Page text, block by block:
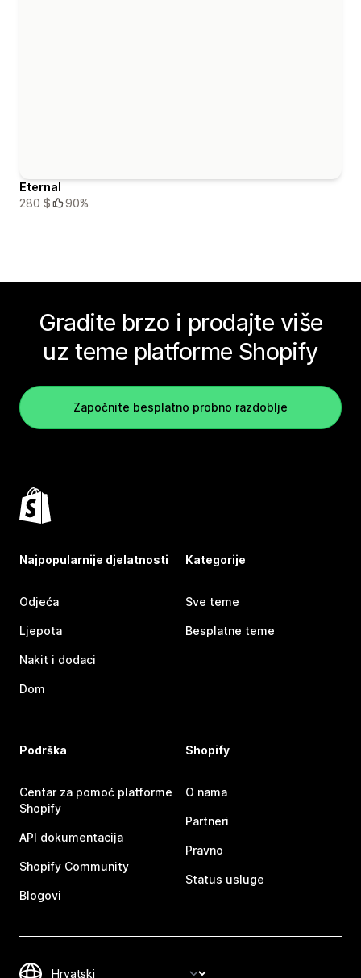
Eternal
280 $
90%
Gradite brzo i prodajte više
uz teme platforme Shopify
Započnite besplatno probno razdoblje
Najpopularnije djelatnosti
Odjeća
Ljepota
Nakit i dodaci
Dom
Kategorije
Sve teme
Besplatne teme
Podrška
Centar za pomoć platforme
Shopify
API dokumentacija
Shopify Community
Blogovi
Shopify
O nama
Partneri
Pravno
Status usluge